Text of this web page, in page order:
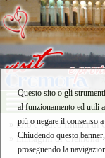
» foto e video filmati di
»
Immagini di Cremona
Questo sito o gli
al funzionamento ed utili
più o negare il consenso
Chiudendo questo
proseguendo la